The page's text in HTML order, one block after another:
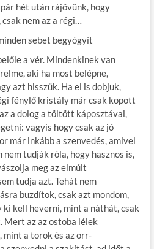
hét után rájövünk, hogy
nem az a régi…
sebet begyógyít
a vér. Mindenkinek van
aki ha most belépne,
azt hisszük. Ha el is dobjuk,
fénylő kristály már csak kopott
a dolog a töltött káposztával,
vagyis hogy csak az jó
már inkább a szenvedés, amivel
nem tudják róla, hogy hasznos is,
meg az elmúlt
tudja azt. Tehát nem
buzdítok, csak azt mondom,
ki kell heverni, mint a náthát, csak
az az ostoba lélek
mint a torok és az orr-